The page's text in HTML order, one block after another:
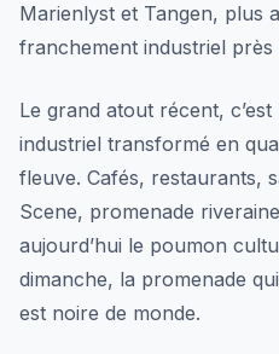
Marienlyst et Tangen, plus
franchement industriel près
Le grand atout récent,
industriel transformé en
fleuve. Cafés, restaurants,
Scene, promenade
aujourd’hui le poumon
dimanche, la promenade
est noire de monde.